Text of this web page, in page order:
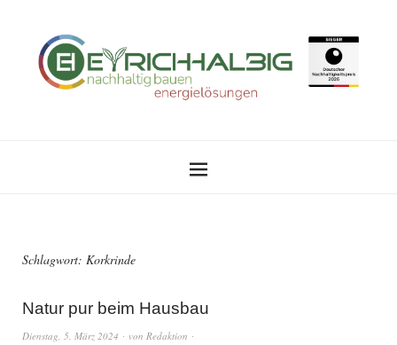
Schlagwort: Korkrinde
Natur pur beim Hausbau
Dienstag, 5. März 2024 von Redaktion